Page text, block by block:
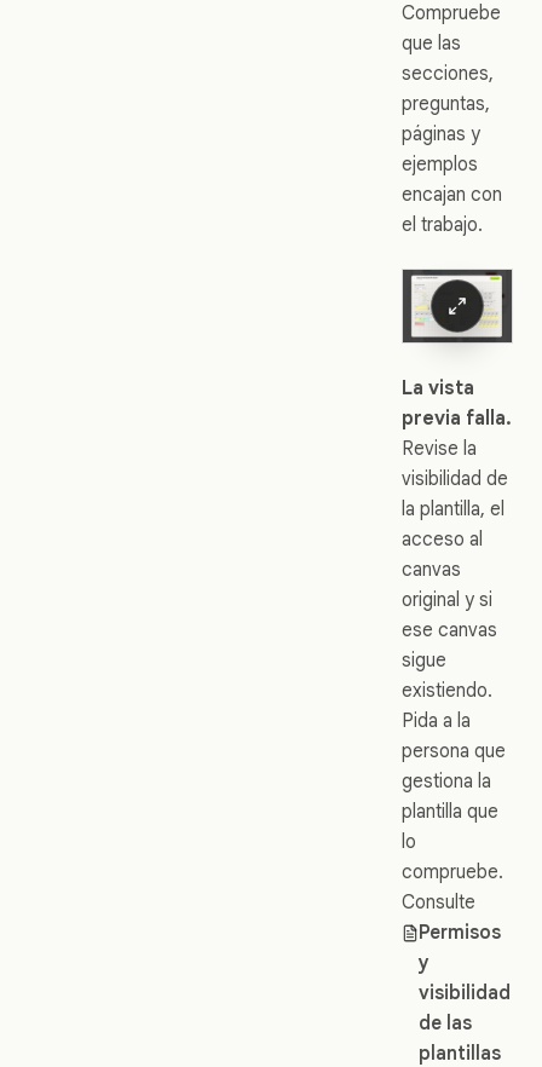
Compruebe
que las
secciones,
preguntas,
páginas y
ejemplos
encajan con
el trabajo.
La vista
previa falla.
Revise la
visibilidad de
la plantilla, el
acceso al
canvas
original y si
ese canvas
sigue
existiendo.
Pida a la
persona que
gestiona la
plantilla que
lo
compruebe.
Consulte
Permisos
y
visibilidad
de las
plantillas